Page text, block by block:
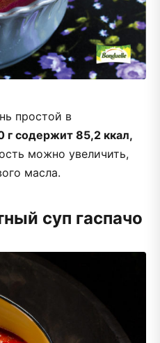
простой в
г содержит 85,2 ккал,
можно увеличить,
масла.
суп гаспачо